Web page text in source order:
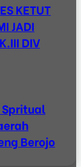
KETUT
JADI
DIV
Spritual
Berojo